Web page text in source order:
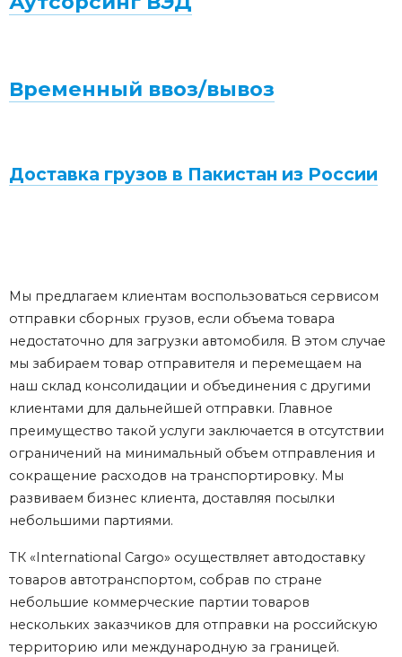
Временный ввоз/вывоз
Доставка грузов в Пакистан из России
Мы предлагаем клиентам воспользоваться сервисом
отправки сборных грузов, если объема товара
недостаточно для загрузки автомобиля. В этом случае
мы забираем товар отправителя и перемещаем на
наш склад консолидации и объединения с другими
клиентами для дальнейшей отправки. Главное
преимущество такой услуги заключается в отсутствии
ограничений на минимальный объем отправления и
сокращение расходов на транспортировку. Мы
развиваем бизнес клиента, доставляя посылки
небольшими партиями.
ТК «International Cargo» осуществляет автодоставку
товаров автотранспортом, собрав по стране
небольшие коммерческие партии товаров
нескольких заказчиков для отправки на российскую
территорию или международную за границей.